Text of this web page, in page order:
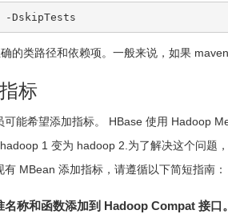
的类路径和依赖项。一般来说，如果
标
可能希望添加指标。 HBase 使用 Hadoop
1 变为 hadoop 2.为了解决这个问题
有 MBean 添加指标，请遵循以下简短指南：
名称和函数添加到 Hadoop Compat 接口